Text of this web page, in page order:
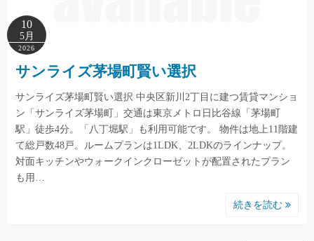
10
5月
2026
サンライズ茅場町賢い選択
サンライズ茅場町賢い選択 中央区新川2丁目に建つ賃貸マンショ
ン「サンライズ茅場町」交通は東京メトロ日比谷線「茅場町
駅」徒歩4分。「八丁堀駅」も利用可能です。 物件は地上11階建
て総戸数48戸。ルームプランは1LDK、2LDKのラインナップ。
対面キッチンやウォークインクローゼットが配置されたプラン
も用…
続きを読む